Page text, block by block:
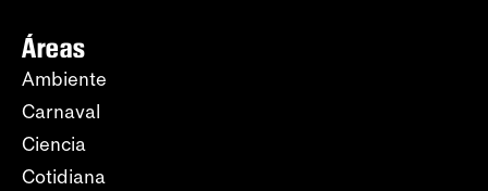
Áreas
Ambiente
Carnaval
Ciencia
Cotidiana